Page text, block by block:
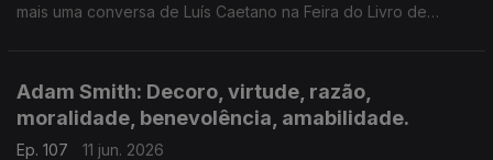
mais uma conversa de Luís Caetano na Feira do Livro de
Adam Smith: Decoro, virtude, razão,
moralidade, benevolência, amabilidade.
Ep. 107
11 jun. 2026